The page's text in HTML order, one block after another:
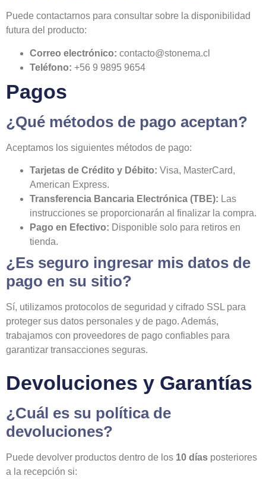
Puede contactarnos para consultar sobre la disponibilidad
futura del producto:
Correo electrónico: contacto@stonema.cl
Teléfono: +56 9 9895 9654
Pagos
¿Qué métodos de pago aceptan?
Aceptamos los siguientes métodos de pago:
Tarjetas de Crédito y Débito: Visa, MasterCard,
American Express.
Transferencia Bancaria Electrónica (TBE): Las
instrucciones se proporcionarán al finalizar la compra.
Pago en Efectivo: Disponible solo para retiros en
tienda.
¿Es seguro ingresar mis datos de
pago en su sitio?
Sí, utilizamos protocolos de seguridad y cifrado SSL para
proteger sus datos personales y de pago. Además,
trabajamos con proveedores de pago confiables para
garantizar transacciones seguras.
Devoluciones y Garantías
¿Cuál es su política de
devoluciones?
Puede devolver productos dentro de los 10 días posteriores
a la recepción si: